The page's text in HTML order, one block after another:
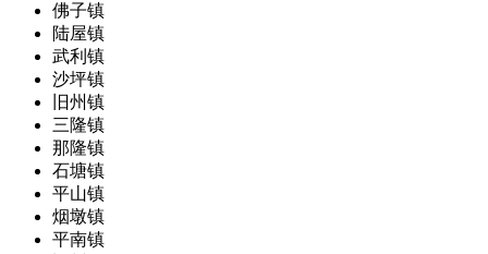
佛子镇
陆屋镇
武利镇
沙坪镇
旧州镇
三隆镇
那隆镇
石塘镇
平山镇
烟墩镇
平南镇